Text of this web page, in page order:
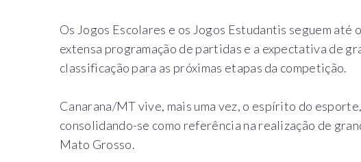
Os Jogos Escolares e os Jogos Estudantis seguem até
extensa programação de partidas e a expectativa de
classificação para as próximas etapas da competição.
Canarana/MT vive, mais uma vez, o espírito do
consolidando-se como referência na realização de
Mato Grosso.